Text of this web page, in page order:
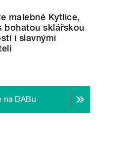
malebné Kytlice,
bohatou sklářskou
i slavnými
na DABu